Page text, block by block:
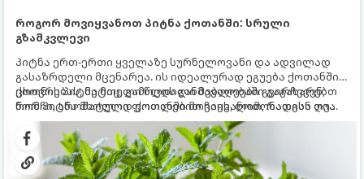
როგორ მოვიყვანოთ პიტნა ქოთანში: სრული
გზამკვლევი
პიტნა ერთ-ერთი ყველაზე სურნელოვანი და ადვილად
გასაზრდელი მცენარეა. ის იდეალურად ეგუება ქოთანში
ცხოვრებას, მეტიც, გამოცდილი მებაღეები გვირჩევენ,
რომ პიტნა მხოლოდ ქოთანში მოვიყვანოთ, რადგან ღია
გრუნტში (ბაღში) დარგვისას ის ფესვებით ძალიან
სწრაფად ვრცელდება და სხვა მცენარეებს ავიწროებს.
ქოთნის პიტნა მთელი წლის განმავლობაში გაგახარებთ
ნორჩი, არომატული ფოთლებით ჩაის, ლიმონათისა თუ
კერძებისთვის.